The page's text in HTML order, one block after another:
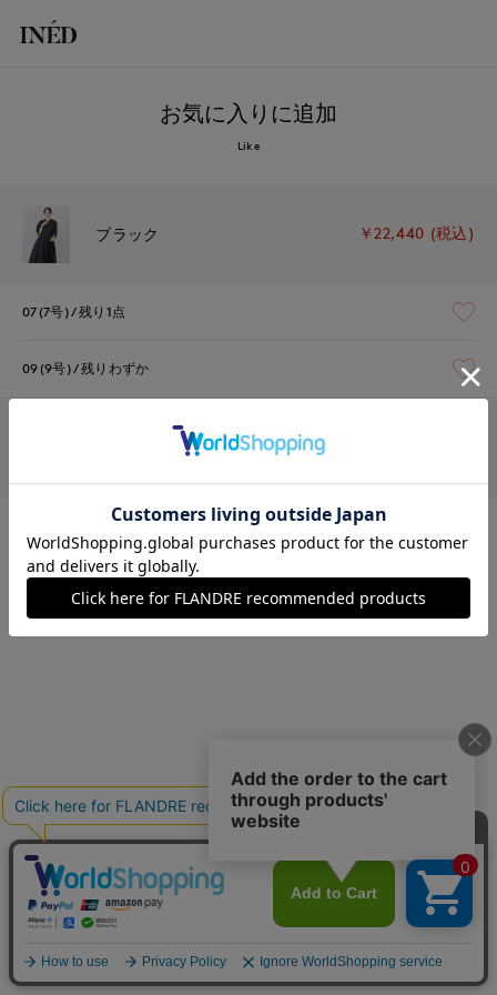
お気に入りに追加
Like
ブラック ￥22,440 (税込)
07(7号) 残り1点
09(9号) 残りわずか
ブルーグレー
在庫あり 1週間前後で出荷予定
09(9号) 残りわずか